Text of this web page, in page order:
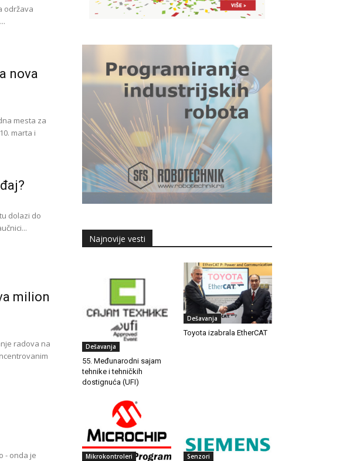
održava
nova
mesta za
marta i
dolazi do
milion
radova na
- onda je
Najnovije vesti
Dešavanja
55. Međunarodni sajam
tehnike i tehničkih
dostignuća (UFI)
Dešavanja
Toyota izabrala EtherCAT
Mikrokontroleri Senzori